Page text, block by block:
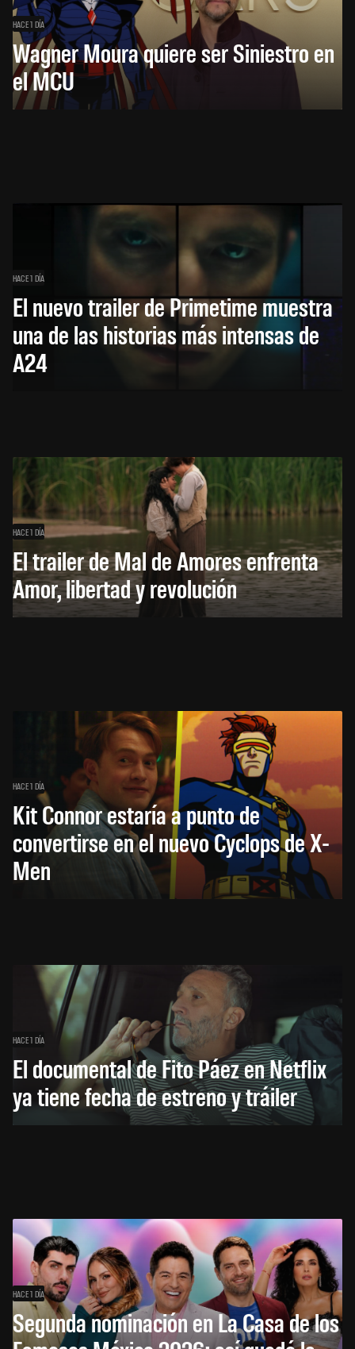
HACE 1 DÍA
Wagner Moura quiere ser Siniestro en
el MCU
HACE 1 DÍA
El nuevo trailer de Primetime muestra
una de las historias más intensas de
A24
HACE 1 DÍA
El trailer de Mal de Amores enfrenta
Amor, libertad y revolución
HACE 1 DÍA
Kit Connor estaría a punto de
convertirse en el nuevo Cyclops de X-
Men
HACE 1 DÍA
El documental de Fito Páez en Netflix
ya tiene fecha de estreno y tráiler
HACE 1 DÍA
Segunda nominación en La Casa de los